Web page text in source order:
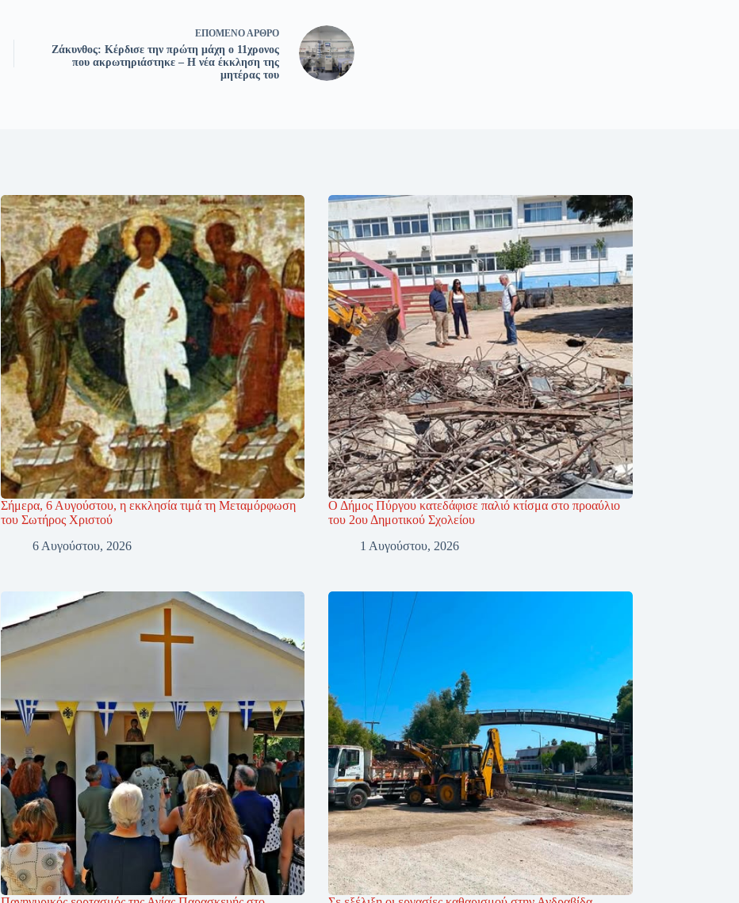
ΕΠΌΜΕΝΟΆΡΘΡΟ
Ζάκυνθος: Κέρδισε την πρώτη μάχη ο 11χρονος
που ακρωτηριάστηκε – Η νέα έκκληση της
μητέρας του
Σήμερα, 6 Αυγούστου, η εκκλησία τιμά τη Μεταμόρφωση
του Σωτήρος Χριστού
6 Αυγούστου, 2026
Ο Δήμος Πύργου κατεδάφισε παλιό κτίσμα στο προαύλιο
του 2ου Δημοτικού Σχολείου
1 Αυγούστου, 2026